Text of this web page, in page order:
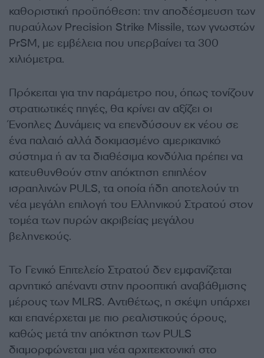
καθοριστική προϋπόθεση: την αποδέσμευση των
πυραύλων Precision Strike Missile, των γνωστών
PrSM, με εμβέλεια που υπερβαίνει τα 300
χιλιόμετρα.
Πρόκειται για την παράμετρο που, όπως τονίζουν
στρατιωτικές πηγές, θα κρίνει αν αξίζει οι
Ένοπλες Δυνάμεις να επενδύσουν εκ νέου σε
ένα παλαιό αλλά δοκιμασμένο αμερικανικό
σύστημα ή αν τα διαθέσιμα κονδύλια πρέπει να
κατευθυνθούν στην απόκτηση επιπλέον
ισραηλινών PULS, τα οποία ήδη αποτελούν τη
νέα μεγάλη επιλογή του Ελληνικού Στρατού στον
τομέα των πυρών ακριβείας μεγάλου
βεληνεκούς.
Το Γενικό Επιτελείο Στρατού δεν εμφανίζεται
αρνητικό απέναντι στην προοπτική αναβάθμισης
μέρους των MLRS. Αντιθέτως, η σκέψη υπάρχει
και επανέρχεται με πιο ρεαλιστικούς όρους,
καθώς μετά την απόκτηση των PULS
διαμορφώνεται μια νέα αρχιτεκτονική στο